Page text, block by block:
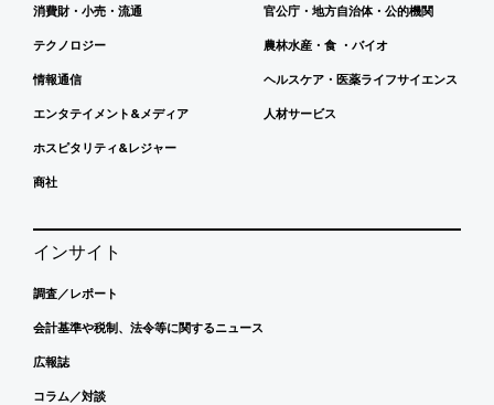
消費財・小売・流通
テクノロジー
情報通信
エンタテイメント&メディア
ホスピタリティ&レジャー
商社
官公庁・地方自治体・公的機関
農林水産・食 ・バイオ
ヘルスケア・医薬ライフサイエンス
人材サービス
インサイト
調査／レポート
会計基準や税制、法令等に関するニュース
広報誌
コラム／対談